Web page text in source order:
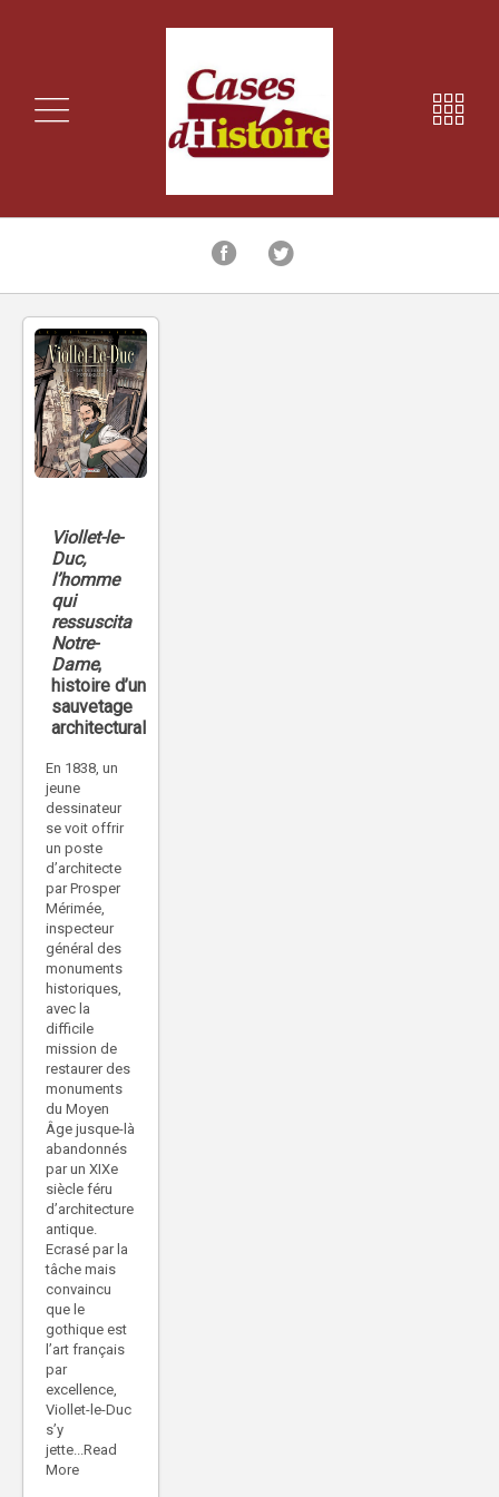
Viollet-le-
Duc,
l’homme
qui
ressuscita
Notre-
Dame,
histoire d’un
sauvetage
architectural
En 1838, un
jeune
dessinateur
se voit offrir
un poste
d’architecte
par Prosper
Mérimée,
inspecteur
général des
monuments
historiques,
avec la
difficile
mission de
restaurer des
monuments
du Moyen
Âge jusque-là
abandonnés
par un XIXe
siècle féru
d’architecture
antique.
Ecrasé par la
tâche mais
convaincu
que le
gothique est
l’art français
par
excellence,
Viollet-le-Duc
s’y
jette...Read
More